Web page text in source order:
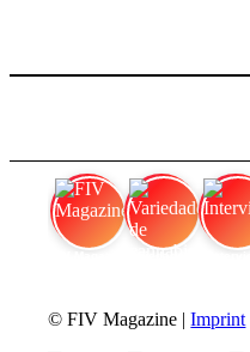
© FIV Magazine |Imprint